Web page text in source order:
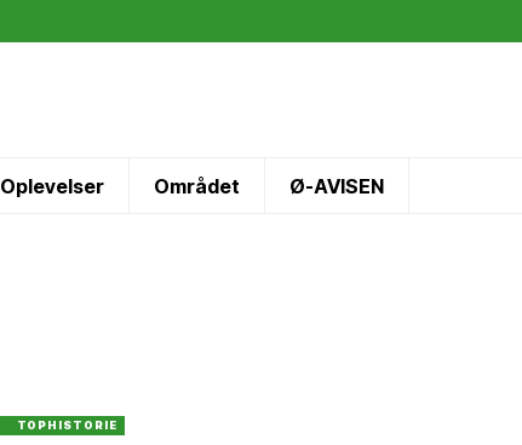
Oplevelser Området Ø-AVISEN
TOPHISTORIE